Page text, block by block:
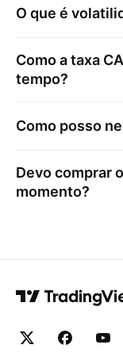
O que é
Como a taxa
tempo?
Como posso
Devo comprar
momento?